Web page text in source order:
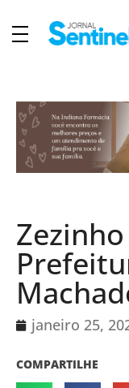
janeiro 25,
COMPARTILHE